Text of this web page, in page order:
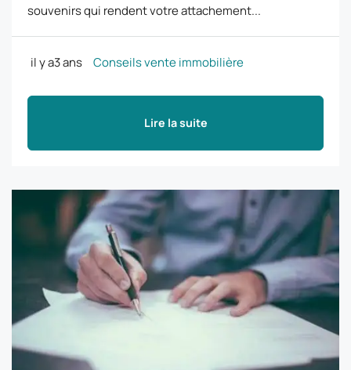
souvenirs qui rendent votre attachement...
il y a3 ans Conseils vente immobilière
Lire la suite